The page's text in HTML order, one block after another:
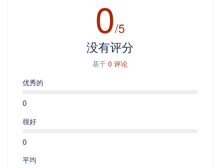
0/5
没有评分
基于 0 评论
优秀的
0
很好
0
平均